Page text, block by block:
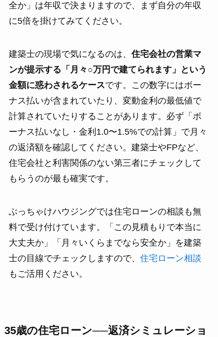
全か」は年収で決まりますので、まず自分の年収
に5倍を掛けてみてください。
建築士の現場で気になるのは、住宅会社の営業マ
ンが提示する「月々○万円で建てられます」という
金額に惑わされるケースです。この数字にはボー
ナス払いが含まれていたり、変動金利の最低値で
計算されていたりすることがあります。必ず「ボ
ーナス払いなし・金利1.0〜1.5%での計算」で月々
の返済額を確認してください。建築士やFPなど、
住宅会社と利害関係のない第三者にチェックして
もらうのが最も確実です。
ぶっちゃけハウジングでは住宅ローンの相談も無
料で受け付けています。「この見積もりで本当に
大丈夫か」「月々いくらまでなら安全か」を建築
士の目線でチェックしますので、 住宅ローン相談
もご活用ください。
35歳の住宅ローン──返済シミュレーショ